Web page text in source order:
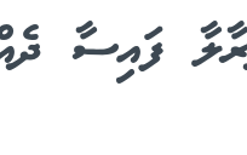
ފައިސާ